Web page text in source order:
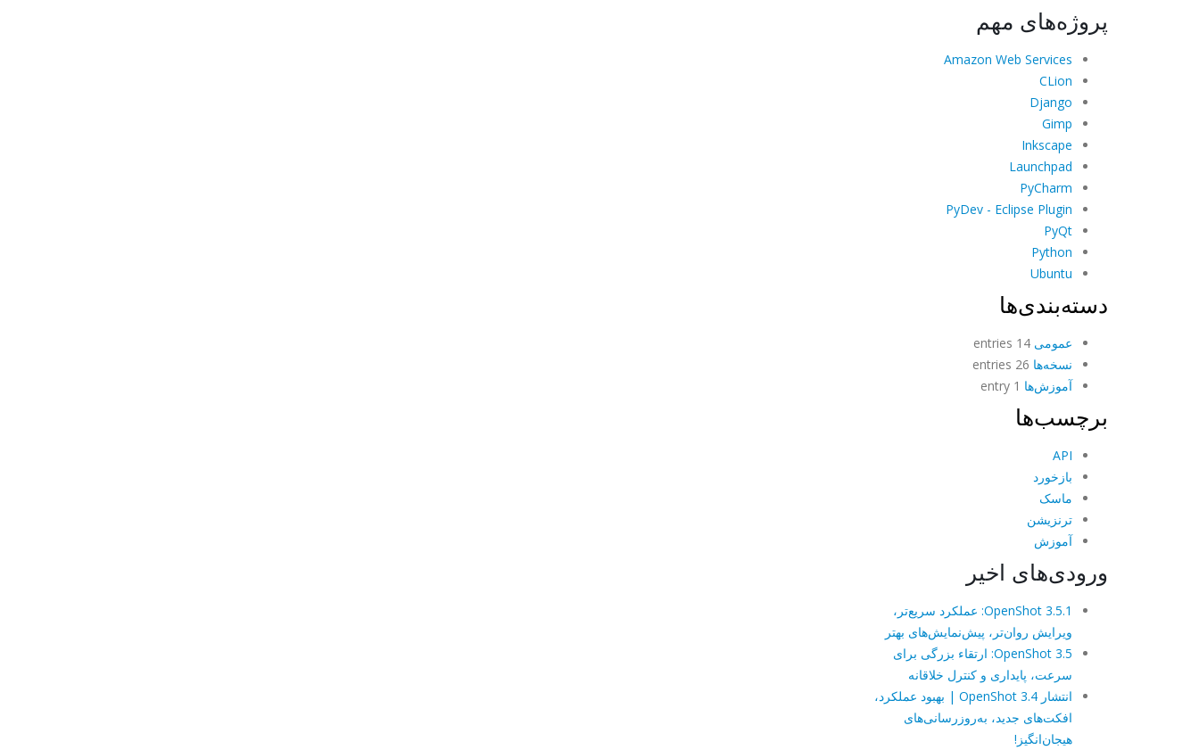
پروژه‌های مهم
Amazon Web Services
CLion
Django
Gimp
Inkscape
Launchpad
PyCharm
PyDev - Eclipse Plugin
PyQt
Python
Ubuntu
دسته‌بندی‌ها
عمومی
نسخه‌ها
آموزش‌ها
برچسب‌ها
API
بازخورد
ماسک
ترنزیشن
آموزش
ورودی‌های اخیر
OpenShot 3.5.1: عملکرد سریع‌تر،
ویرایش روان‌تر، پیش‌نمایش‌های بهتر
OpenShot 3.5: ارتقاء بزرگی برای
سرعت، پایداری و کنترل خلاقانه
انتشار OpenShot 3.4 | بهبود عملکرد،
افکت‌های جدید، به‌روزرسانی‌های
هیجان‌انگیز!